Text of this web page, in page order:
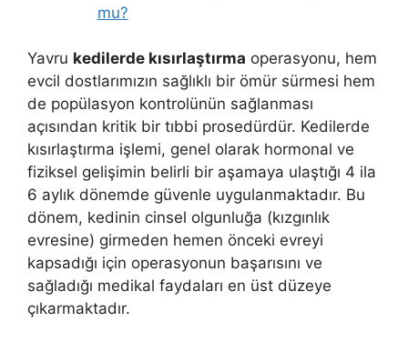
mu?
Yavru kedilerde kısırlaştırma operasyonu, hem
evcil dostlarımızın sağlıklı bir ömür sürmesi hem
de popülasyon kontrolünün sağlanması
açısından kritik bir tıbbi prosedürdür. Kedilerde
kısırlaştırma işlemi, genel olarak hormonal ve
fiziksel gelişimin belirli bir aşamaya ulaştığı 4 ila
6 aylık dönemde güvenle uygulanmaktadır. Bu
dönem, kedinin cinsel olgunluğa (kızgınlık
evresine) girmeden hemen önceki evreyi
kapsadığı için operasyonun başarısını ve
sağladığı medikal faydaları en üst düzeye
çıkarmaktadır.